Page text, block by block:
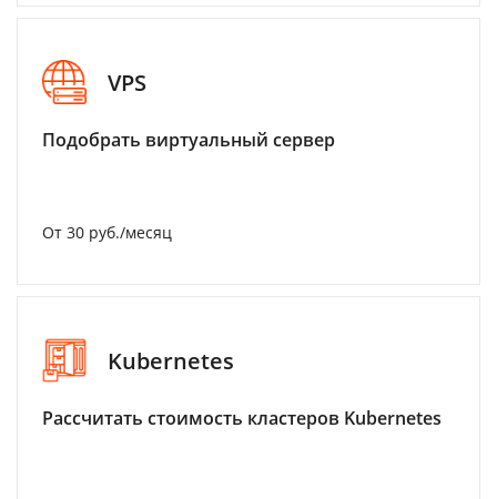
VPS
Подобрать виртуальный сервер
От 30 руб./месяц
Kubernetes
Рассчитать стоимость кластеров Kubernetes